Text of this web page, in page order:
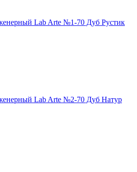
Lab Arte №1-70 Дуб Рустик
Lab Arte №2-70 Дуб Натур